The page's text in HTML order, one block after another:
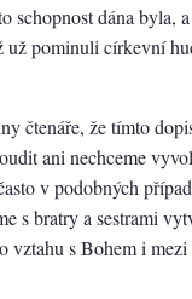
dána byla,
už pominuli církevní
čtenáře, že tímto
ani nechceme
v podobných
s bratry a sestrami
s Bohem i mezi